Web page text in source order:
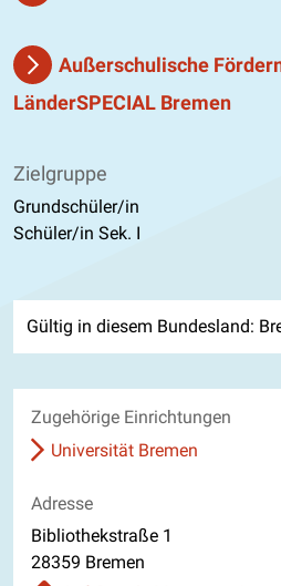
Außerschulische
LänderSPECIAL Bremen
Zielgruppe
Grundschüler/in
Schüler/in Sek. I
Gültig in diesem Bundesland:
Zugehörige Einrichtungen
Universität Bremen
Adresse
Bibliothekstraße 1
28359 Bremen